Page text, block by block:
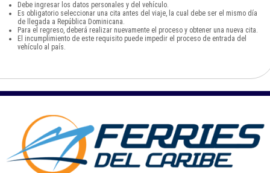
Debe ingresar los datos personales y del vehículo.
Es obligatorio seleccionar una cita antes del viaje, la cual debe ser el mismo día
de llegada a República Dominicana.
Para el regreso, deberá realizar nuevamente el proceso y obtener una nueva cita.
El incumplimiento de este requisito puede impedir el proceso de entrada del
vehículo al país.